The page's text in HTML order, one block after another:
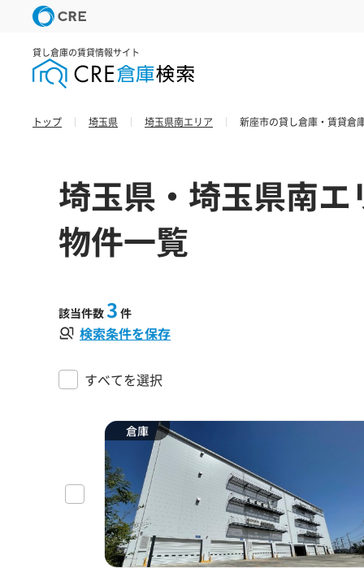
貸し倉庫の賃貸情報サイト
トップ 埼玉県 埼玉県南エリア 新座市の貸し倉庫・賃貸倉
埼玉県・埼玉県南
物件一覧
該当件数3 件
検索条件を保存
すべてを選択
倉庫